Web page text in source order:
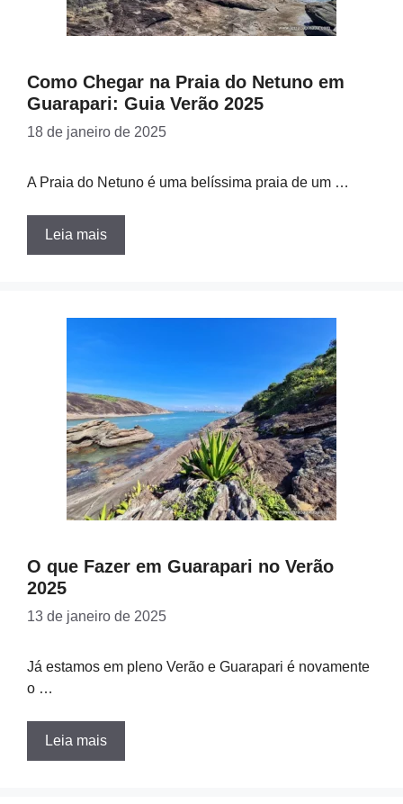
Como Chegar na Praia do Netuno em
Guarapari: Guia Verão 2025
18 de janeiro de 2025
A Praia do Netuno é uma belíssima praia de um …
Leia mais
O que Fazer em Guarapari no Verão
2025
13 de janeiro de 2025
Já estamos em pleno Verão e Guarapari é novamente
o …
Leia mais